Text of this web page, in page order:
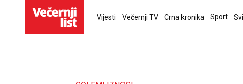
Vijesti Večernji TV Crna kronika Sport